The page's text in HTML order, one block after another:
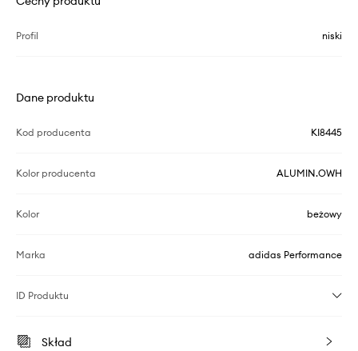
Profil niski
Dane produktu
Kod producenta KI8445
Kolor producenta ALUMIN.OWH
Kolor beżowy
Marka adidas Performance
ID Produktu
Skład